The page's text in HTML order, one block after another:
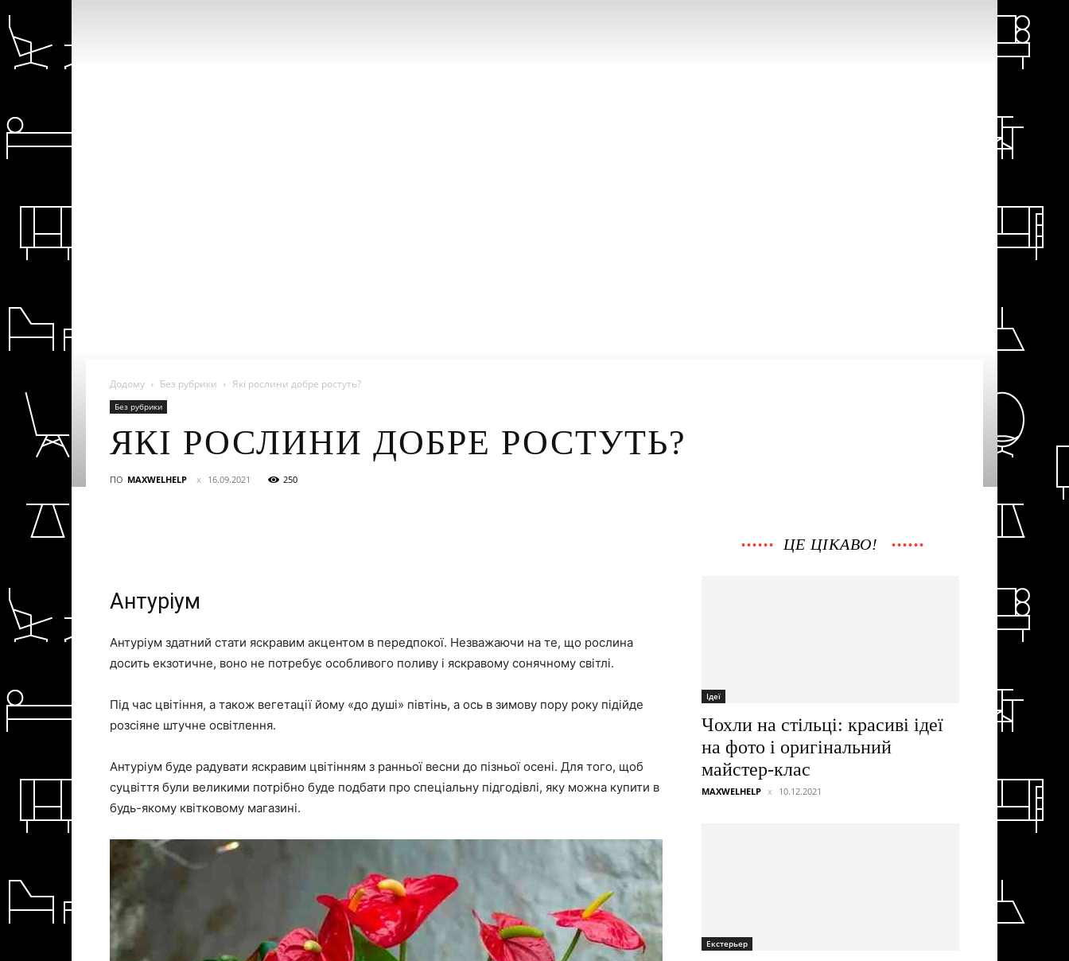
Додому Без рубрики Які рослини добре ростуть?
Без рубрики
ЯКІ РОСЛИНИ ДОБРЕ РОСТУТЬ?
ПО MAXWELHELP 16.09.2021 250
Антуріум
Антуріум здатний стати яскравим акцентом в передпокої. Незважаючи на те, що рослина
досить екзотичне, воно не потребує особливого поливу і яскравому сонячному світлі.
Під час цвітіння, а також вегетації йому «до душі» півтінь, а ось в зимову пору року підійде
розсіяне штучне освітлення.
Антуріум буде радувати яскравим цвітінням з ранньої весни до пізньої осені. Для того, щоб
суцвіття були великими потрібно буде подбати про спеціальну підгодівлі, яку можна купити в
будь-якому квітковому магазині.
ЦЕ ЦІКАВО!
Ідеї
Чохли на стільці: красиві ідеї
на фото і оригінальний
майстер-клас
MAXWELHELP 10.12.2021
Екстерьер